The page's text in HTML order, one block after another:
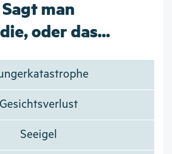
Sagt man
oder das...
Gesichtsverlust
Seeigel